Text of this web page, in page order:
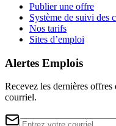
Publier une offre
Système de suivi des
Nos tarifs
Sites d’emploi
Alertes Emplois
Recevez les dernières
courriel.